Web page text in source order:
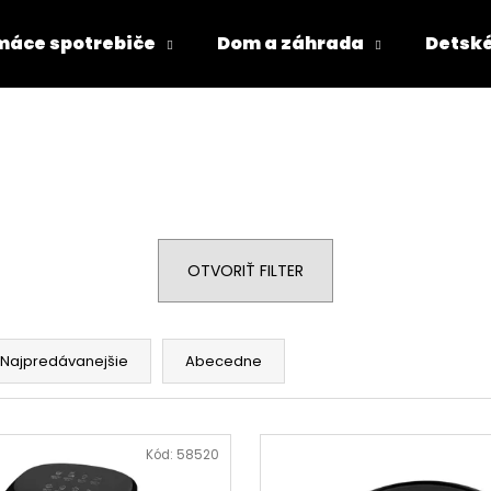
spotrebiče Dom a záhrada
OTVORIŤ FILTER
Najpredávanejšie Abecedne
Kód: 58520
Odporúčame